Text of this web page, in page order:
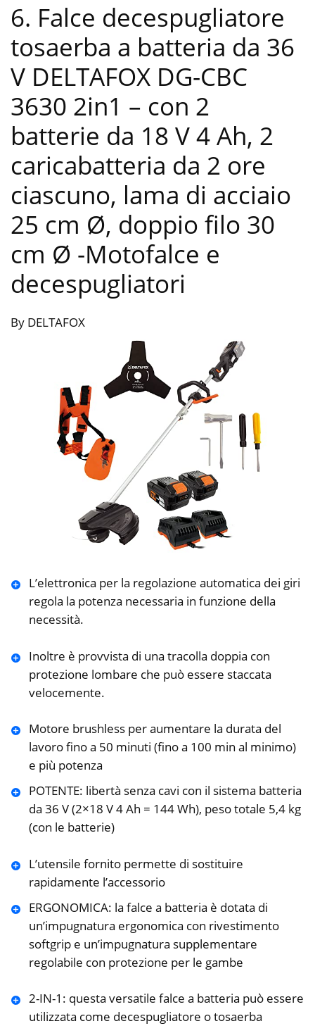
6. Falce decespugliatore
tosaerba a batteria da 36
V DELTAFOX DG-CBC
3630 2in1 – con 2
batterie da 18 V 4 Ah, 2
caricabatteria da 2 ore
ciascuno, lama di acciaio
25 cm Ø, doppio filo 30
cm Ø -Motofalce e
decespugliatori
By DELTAFOX
L’elettronica per la regolazione automatica dei giri
regola la potenza necessaria in funzione della
necessità.
Inoltre è provvista di una tracolla doppia con
protezione lombare che può essere staccata
velocemente.
Motore brushless per aumentare la durata del
lavoro fino a 50 minuti (fino a 100 min al minimo)
e più potenza
POTENTE: libertà senza cavi con il sistema batteria
da 36 V (2×18 V 4 Ah = 144 Wh), peso totale 5,4 kg
(con le batterie)
L’utensile fornito permette di sostituire
rapidamente l’accessorio
ERGONOMICA: la falce a batteria è dotata di
un’impugnatura ergonomica con rivestimento
softgrip e un’impugnatura supplementare
regolabile con protezione per le gambe
2-IN-1: questa versatile falce a batteria può essere
utilizzata come decespugliatore o tosaerba